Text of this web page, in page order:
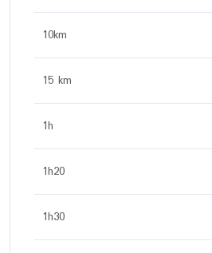
10km
15 km
1h
1h20
1h30